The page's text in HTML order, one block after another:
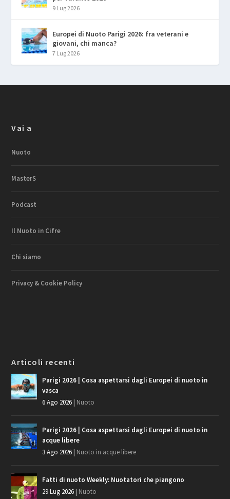
9 Lug 2026
Europei di Nuoto Parigi 2026: fra veterani e
giovani, chi manca?
7 Lug 2026
Vai a
Nuoto
MasterS
Podcast
Il Nuoto in Cifre
Chi siamo
Privacy & Cookie Policy
Articoli recenti
Parigi 2026 | Cosa aspettarsi dagli Europei di nuoto in
vasca
6 Ago 2026| Nuoto
Parigi 2026 | Cosa aspettarsi dagli Europei di nuoto in
acque libere
3 Ago 2026| Nuoto in acque libere
Fatti di nuoto Weekly: Nuotatori che piangono
29 Lug 2026| Nuoto